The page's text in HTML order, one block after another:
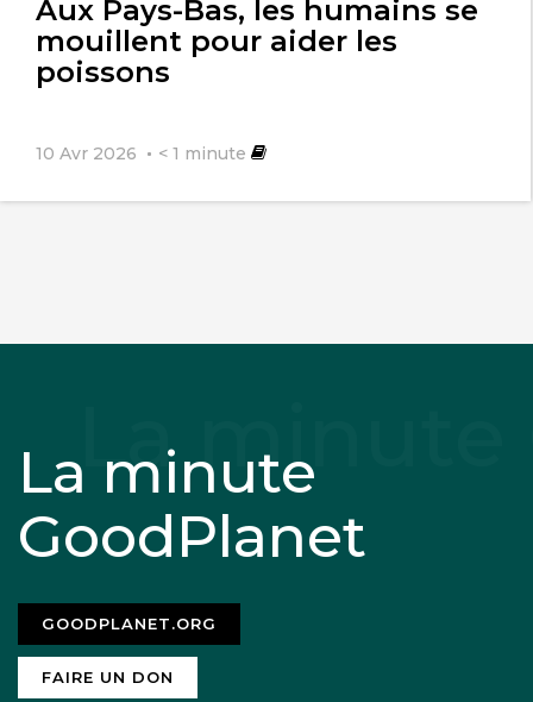
Aux Pays-Bas, les humains se
mouillent pour aider les
poissons
10 Avr 2026 < 1 minute
La minute
GoodPlanet
GOODPLANET.ORG
FAIRE UN DON